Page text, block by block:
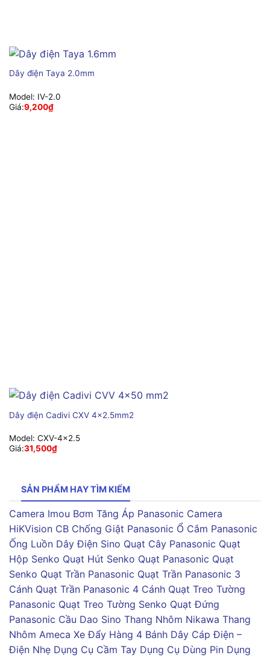
Dây điện Taya 2.0mm
Model: IV-2.0
Giá:9,200₫
Dây điện Cadivi CXV 4×2.5mm2
Model: CXV-4x2.5
Giá:31,500₫
SẢN PHẨM HAY TÌM KIẾM
Camera Imou Bơm Tăng Áp Panasonic Camera
HiKVision CB Chống Giật Panasonic Ổ Cắm Panasonic
Ống Luồn Dây Điện Sino Quạt Cây Panasonic Quạt
Hộp Senko Quạt Hút Senko Quạt Panasonic Quạt
Senko Quạt Trần Panasonic Quạt Trần Panasonic 3
Cánh Quạt Trần Panasonic 4 Cánh Quạt Treo Tường
Panasonic Quạt Treo Tường Senko Quạt Đứng
Panasonic Cầu Dao Sino Thang Nhôm Nikawa Thang
Nhôm Ameca Xe Đẩy Hàng 4 Bánh Dây Cáp Điện –
Điện Nhẹ Dụng Cụ Cầm Tay Dụng Cụ Dùng Pin Dụng